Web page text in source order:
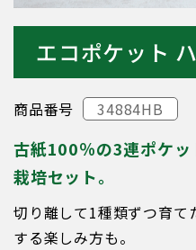
エコポケット
商品番号 34884HB
古紙100％の3連ポケッ
栽培セット。
切り離して1種類ずつ育て
する楽しみ方も。